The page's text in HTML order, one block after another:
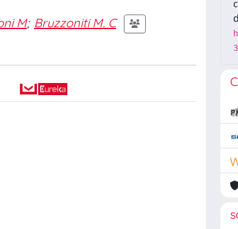
M; Bruzzoniti M. C